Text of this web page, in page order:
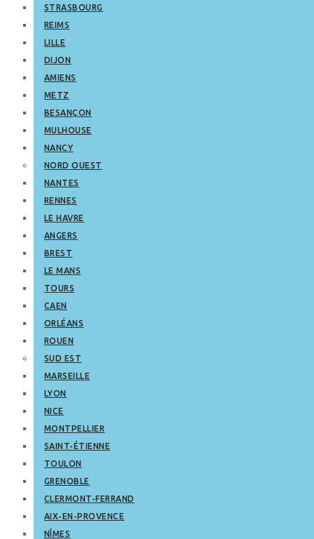
STRASBOURG
REIMS
LILLE
DIJON
AMIENS
METZ
BESANÇON
MULHOUSE
NANCY
NORD OUEST
NANTES
RENNES
LE HAVRE
ANGERS
BREST
LE MANS
TOURS
CAEN
ORLÉANS
ROUEN
SUD EST
MARSEILLE
LYON
NICE
MONTPELLIER
SAINT-ÉTIENNE
TOULON
GRENOBLE
CLERMONT-FERRAND
AIX-EN-PROVENCE
NÎMES